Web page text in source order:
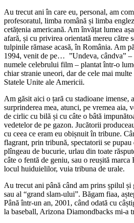
Au trecut ani în care eu, personal, am
profesoratul, limba română și limba
cetățenia americană. Am învățat lumea
afară, și cu privirea orientată mereu către
tulpinile rămase acasă, în România. Am
1994, venit de pe… ”Undeva, cândva” –
numele celebrului film – plantat într-o
chiar stranie uneori, dar de cele mai
Statele Unite ale Americii.
Am găsit aici o țară cu stadioane imense,
surprinderea mea, atunci, pe vremea aia,
de cirlic cu bilă și cu câte o bâtă
vedetelor de pe gazon. Jucătorii
cu ceea ce eram eu obișnuit în tribune.
flagrant, prin tribună, spectatorii se pupau
plîngeau de bucurie, urlau din toate
câte o fentă de geniu, sau o reușită
locul huiduielilor, vuia tribuna de urale.
Au trecut ani până când am prins șpilul și
sau al “grand slam-ului”. Băgam fiaa,
Până într-un an, 2001, când odată cu
la baseball, Arizona Diamondbacks mi-a